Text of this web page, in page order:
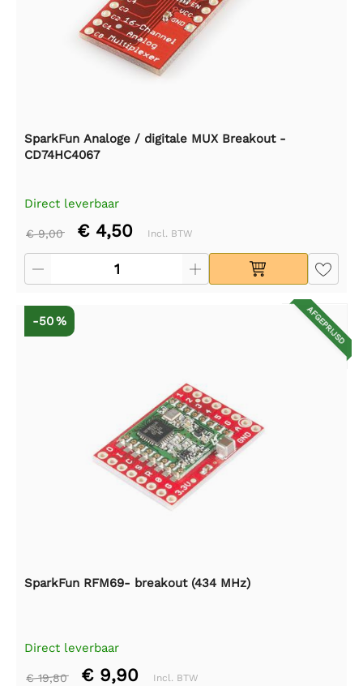
SparkFun Analoge / digitale MUX Breakout -
CD74HC4067
Direct leverbaar
€ 9,00 € 4,50 Incl. BTW
AFGEPRIJSD
-50 %
SparkFun RFM69- breakout (434 MHz)
Direct leverbaar
€ 19,80 € 9,90 Incl. BTW